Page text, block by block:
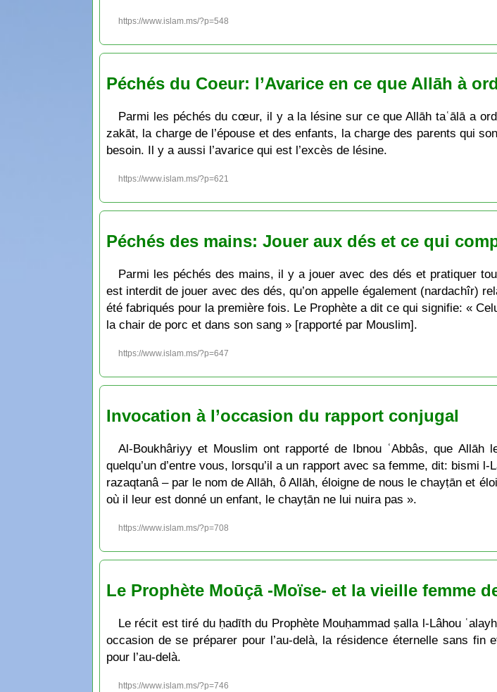
https://www.islam.ms/?p=548
Péchés du Coeur: l’Avarice en ce que Allāh à
Parmi les péchés du cœur, il y a la lésine sur ce que Allāh taʿālā a
zakāt, la charge de l’épouse et des enfants, la charge des parents qui
besoin. Il y a aussi l’avarice qui est l’excès de lésine.
https://www.islam.ms/?p=621
Péchés des mains: Jouer aux dés et ce qui
Parmi les péchés des mains, il y a jouer avec des dés et pratiquer
est interdit de jouer avec des dés, qu’on appelle également (nardachîr)
été fabriqués pour la première fois. Le Prophète a dit ce qui signifie: «
la chair de porc et dans son sang » [rapporté par Mouslim].
https://www.islam.ms/?p=647
Invocation à l’occasion du rapport conjugal
Al-Boukhâriyy et Mouslim ont rapporté de Ibnou ʿAbbâs, que
quelqu’un d’entre vous, lorsqu’il a un rapport avec sa femme, dit: bismi
razaqtanâ – par le nom de Allāh, ô Allāh, éloigne de nous le chayṭān et
où il leur est donné un enfant, le chayṭān ne lui nuira pas ».
https://www.islam.ms/?p=708
Le Prophète Moūçā -Moïse- et la vieille femme
Le récit est tiré du ḥadīth du Prophète Mouḥammad ṣalla l-Lâhou
occasion de se préparer pour l’au-delà, la résidence éternelle sans fin
pour l’au-delà.
https://www.islam.ms/?p=746